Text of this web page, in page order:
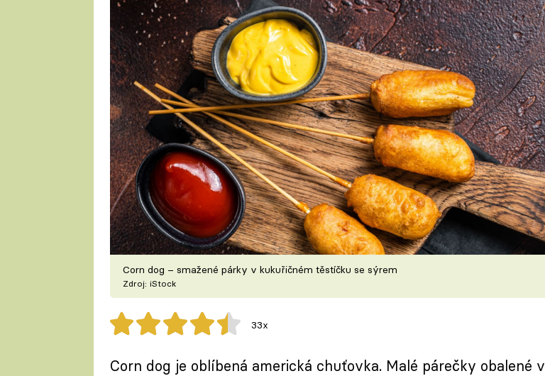
Corn dog – smažené párky v kukuřičném těstíčku se sýrem
Zdroj: iStock
33x
Corn dog je oblíbená americká chuťovka. Malé párečky obalené v